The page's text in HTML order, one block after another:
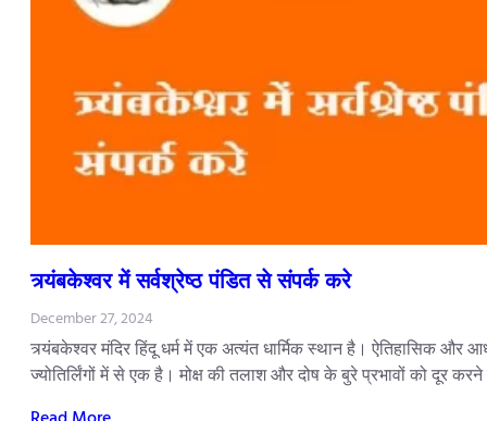
त्र्यंबकेश्वर में सर्वश्रेष्ठ पंडित से संपर्क करे
December 27, 2024
त्र्यंबकेश्वर मंदिर हिंदू धर्म में एक अत्यंत धार्मिक स्थान है। ऐतिहासिक
ज्योतिर्लिंगों में से एक है। मोक्ष की तलाश और दोष के बुरे प्रभावों को दूर